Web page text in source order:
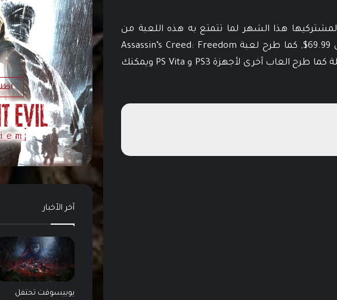
يعتبر طرح لعبة Just Cause 3 أحد مفاجأت PlayStation لمشتركيها هذا الشهر لما تتمتع به هذه اللعبة من
شعبيه كبيرة كذلك سعرها المرتفع نسبياً حيث يصل إلى 69.99$, كما طرح لعبة Assassin’s Creed: Freedom
Cry وهى جزء تكميلي لإصدار Black Flag من نفس السلسلة كما طرح العاب آخرى لأجهزة PS3 و PS Vita ويمكنك
آخر الأخبار
يوبيسوفت تحتفل